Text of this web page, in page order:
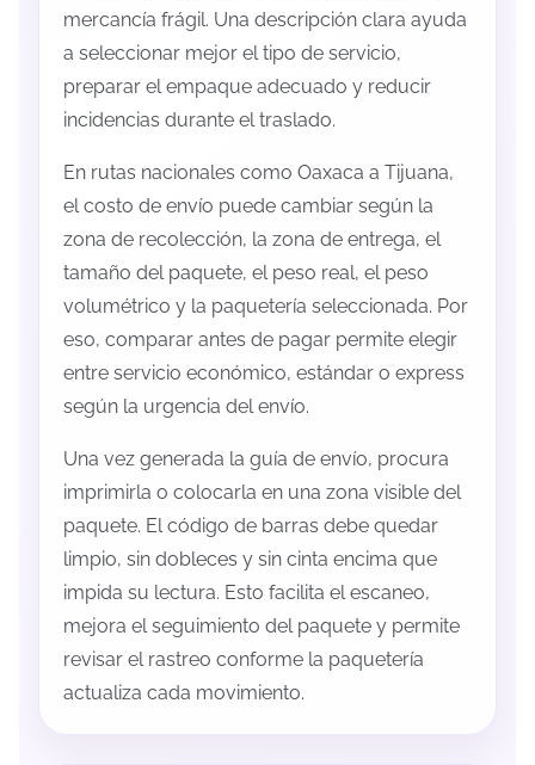
mercancía frágil. Una descripción clara ayuda
a seleccionar mejor el tipo de servicio,
preparar el empaque adecuado y reducir
incidencias durante el traslado.
En rutas nacionales como Oaxaca a Tijuana,
el costo de envío puede cambiar según la
zona de recolección, la zona de entrega, el
tamaño del paquete, el peso real, el peso
volumétrico y la paquetería seleccionada. Por
eso, comparar antes de pagar permite elegir
entre servicio económico, estándar o express
según la urgencia del envío.
Una vez generada la guía de envío, procura
imprimirla o colocarla en una zona visible del
paquete. El código de barras debe quedar
limpio, sin dobleces y sin cinta encima que
impida su lectura. Esto facilita el escaneo,
mejora el seguimiento del paquete y permite
revisar el rastreo conforme la paquetería
actualiza cada movimiento.